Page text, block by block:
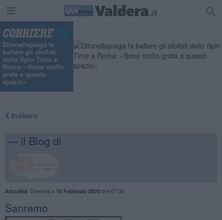
Ditonellapiaga fa
ballare gli sfollati
dello Spin Time a
Roma: «Sono molto
grata a questo
spazio»
Indietro
— il Blog di
Attualità Domenica 16 Febbraio 2020ore 07:30
Sanremo